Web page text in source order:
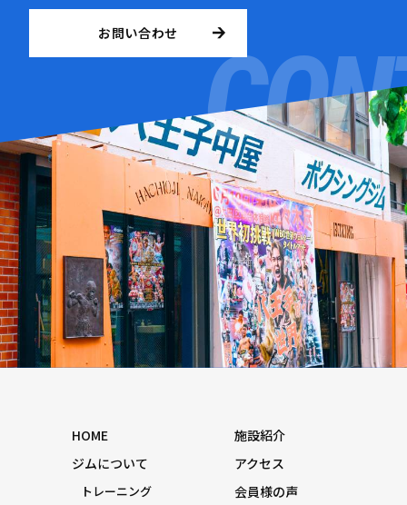
お問い合わせ
HOME
ジムについて
トレーニング
施設紹介
アクセス
会員様の声